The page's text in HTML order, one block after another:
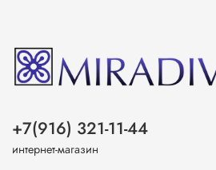
+7(916) 321-11-44
интернет-магазин